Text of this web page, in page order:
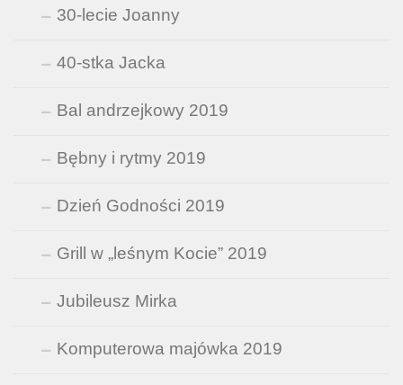
30-lecie Joanny
40-stka Jacka
Bal andrzejkowy 2019
Bębny i rytmy 2019
Dzień Godności 2019
Grill w „leśnym Kocie” 2019
Jubileusz Mirka
Komputerowa majówka 2019